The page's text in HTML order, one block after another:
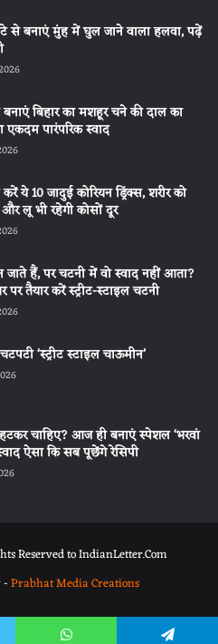
से बनाएं मुंह में घुल जाने वाला हलवा, पढ़ें
बिहार का मशहूर चने की दाल का
एकदम पारंपरिक स्वाद
करें ये 10 जादुई कोरियन ड्रिंक्स, शरीर को
लू भी रहेगी कोसों दूर
जाते हैं, पर चटनी में वो स्वाद नहीं आता?
तैयार करें स्ट्रीट-स्टाइल चटनी
‘स्ट्रीट स्टाइल चाऊमीन’
चाहिए? आज ही बनाएं स्पेशल ‘भरवां
ऐसा कि सब पूछेंगे रेसिपी
Reserved to IndianLetter.Com
-Prabhat Media Creations